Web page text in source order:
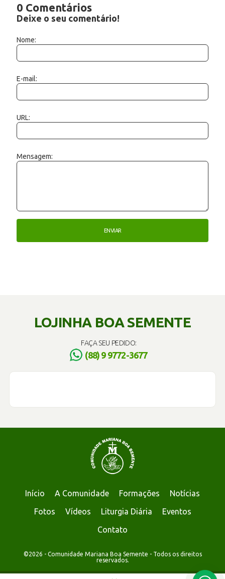
0 Comentários
Deixe o seu comentário!
Nome:
E-mail:
URL:
Mensagem:
LOJINHA BOA SEMENTE
FAÇA SEU PEDIDO:
(88) 9 9772-3677
Início A Comunidade Formações
Notícias
Fotos
Vídeos Liturgia Diária
Eventos
Contato
©2026 - Comunidade Mariana Boa Semente - Todos os direitos
reservados.